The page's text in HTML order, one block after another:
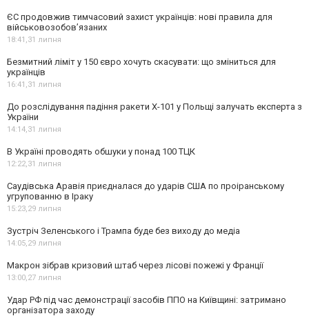
ЄС продовжив тимчасовий захист українців: нові правила для
військовозобов’язаних
18:41, 31 липня
Безмитний ліміт у 150 євро хочуть скасувати: що зміниться для
українців
16:41, 31 липня
До розслідування падіння ракети Х-101 у Польщі залучать експерта з
України
14:14, 31 липня
В Україні проводять обшуки у понад 100 ТЦК
12:22, 31 липня
Саудівська Аравія приєдналася до ударів США по проіранському
угрупованню в Іраку
15:23, 29 липня
Зустріч Зеленського і Трампа буде без виходу до медіа
14:05, 29 липня
Макрон зібрав кризовий штаб через лісові пожежі у Франції
13:00, 27 липня
Удар РФ під час демонстрації засобів ППО на Київщині: затримано
організатора заходу